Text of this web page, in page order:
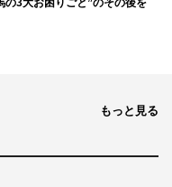
もっと見る